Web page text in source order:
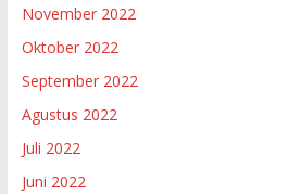
November 2022
Oktober 2022
September 2022
Agustus 2022
Juli 2022
Juni 2022